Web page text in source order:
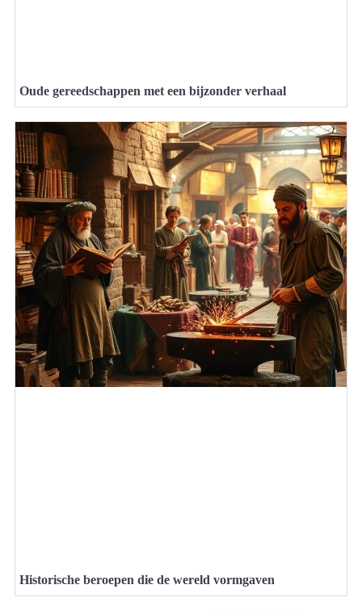
Oude gereedschappen met een bijzonder verhaal
Historische beroepen die de wereld vormgaven